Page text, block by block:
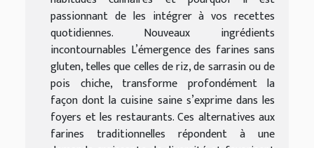
passionnant de les intégrer à vos recettes
quotidiennes. Nouveaux ingrédients
incontournables L’émergence des farines sans
gluten, telles que celles de riz, de sarrasin ou de
pois chiche, transforme profondément la
façon dont la cuisine saine s’exprime dans les
foyers et les restaurants. Ces alternatives aux
farines traditionnelles répondent à une